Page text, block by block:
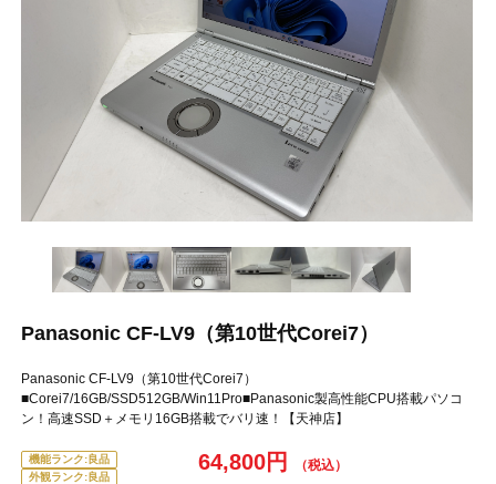
Panasonic CF-LV9（第10世代Corei7）
Panasonic CF-LV9（第10世代Corei7）
■Corei7/16GB/SSD512GB/Win11Pro■Panasonic製高性能CPU搭載パソコ
ン！高速SSD＋メモリ16GB搭載でバリ速！【天神店】
機能ランク:良品
外観ランク:良品
64,800円